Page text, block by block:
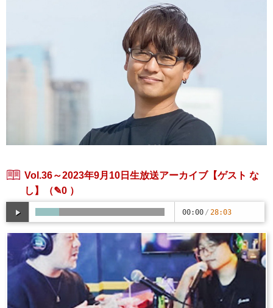
Vol.36～2023年9月10日生放送アーカイブ【ゲスト な
し】
（✎0 ）
00:00 / 28:03